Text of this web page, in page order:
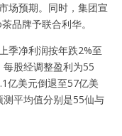
场预期。同时，集团宣
品牌予联合利华。
季净利润按年跌2%至
每股经调整盈利为55
亿美元倒退至57亿美
测平均值分别是55仙与